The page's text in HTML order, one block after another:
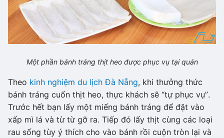
Một phần bánh tráng thịt heo được phục vụ tại quán
Theo kinh nghiệm du lịch Đà Nẵng, khi thưởng thức
bánh tráng cuốn thịt heo, thực khách sẽ “tự phục vụ”.
Trước hết bạn lấy một miếng bánh tráng để đặt vào
xấp mì lá và từ từ gỡ ra. Tiếp đó lấy thịt cùng các loại
rau sống tùy ý thích cho vào bánh rồi cuộn tròn lại và